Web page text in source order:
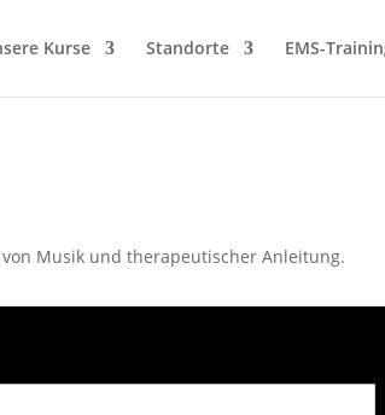
Kurse Standorte EMS-
Musik und therapeutischer Anleitung.